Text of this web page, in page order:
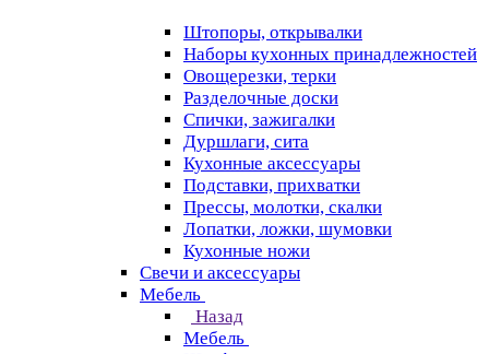
Штопоры, открывалки
Наборы кухонных принадлежностей
Овощерезки, терки
Разделочные доски
Спички, зажигалки
Дуршлаги, сита
Кухонные аксессуары
Подставки, прихватки
Прессы, молотки, скалки
Лопатки, ложки, шумовки
Кухонные ножи
Свечи и аксессуары
Мебель
Назад
Мебель